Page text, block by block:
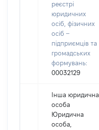
реєстрі
юридичних
осіб, фізичних
осіб –
підприємців та
громадських
формувань:
00032129
Інша юридична
особа
Юридична
особа,